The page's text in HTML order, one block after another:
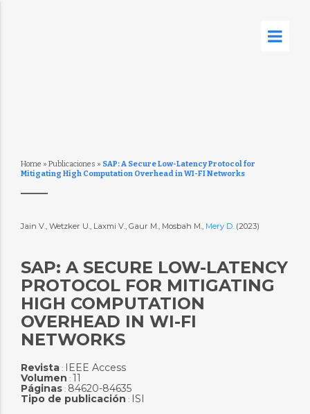
Home » Publicaciones » SAP: A Secure Low-Latency Protocol for
Mitigating High Computation Overhead in WI-FI Networks
Jain V., Wetzker U., Laxmi V., Gaur M., Mosbah M., Mery D. (2023)
SAP: A SECURE LOW-LATENCY
PROTOCOL FOR MITIGATING
HIGH COMPUTATION
OVERHEAD IN WI-FI
NETWORKS
Revista: IEEE Access
Volumen : 11
Páginas: 84620-84635
Tipo de publicación : ISI